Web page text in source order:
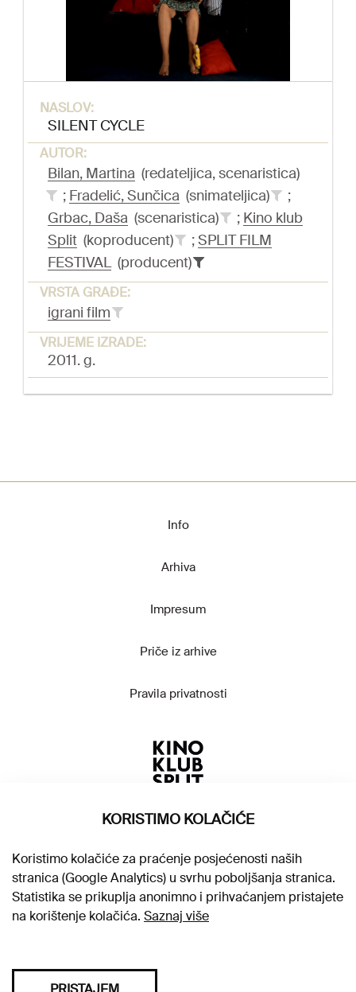
NASLOV:
SILENT CYCLE
AUTOR:
Bilan, Martina (redateljica, scenaristica)
; Fradelić, Sunčica (snimateljica)
;
Grbac, Daša (scenaristica) ; Kino klub
Split (koproducent) ;SPLIT FILM
FESTIVAL(producent)
VRSTA GRAĐE:
igrani film
VRIJEME IZRADE:
2011. g.
Info
Arhiva
Impresum
Priče iz arhive
Pravila privatnosti
KORISTIMO KOLAČIĆE
Koristimo kolačiće za praćenje posjećenosti naših
stranica (Google Analytics) u svrhu poboljšanja stranica.
Statistika se prikuplja anonimno i prihvaćanjem pristajete
na korištenje kolačića. Saznaj više